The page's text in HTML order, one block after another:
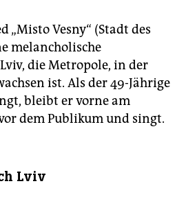
„Misto Vesny“ (Stadt des
melancholische
die Metropole, in der
ist. Als der 49-Jährige
bleibt er vorne am
dem Publikum und singt.
Lviv